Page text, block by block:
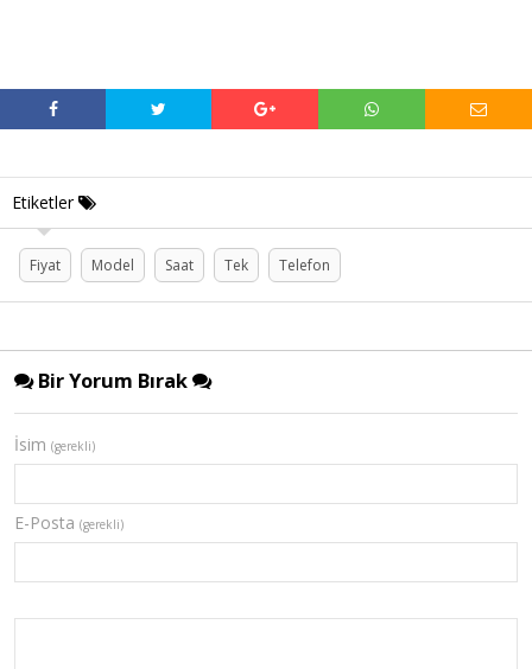
Etiketler
Fiyat Model Saat Tek Telefon
Bir Yorum Bırak
İsim (gerekli)
E-Posta (gerekli)